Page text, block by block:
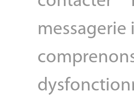
messagerie